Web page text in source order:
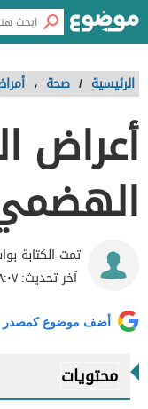
الرئيسية / صحة ،
أعراض
تمت الكتابة
آخر تحديث:٠٨:٠٧ ، ٦
أضف موضوع
محتويات